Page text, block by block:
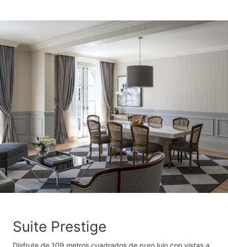
Suite Prestige
Disfrute de 109 metros cuadrados de puro lujo con vistas a